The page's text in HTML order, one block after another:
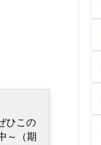
ひこの